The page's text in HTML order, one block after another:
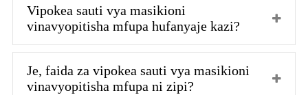
Vipokea sauti vya masikioni
vinavyopitisha mfupa hufanyaje kazi?
Je, faida za vipokea sauti vya masikioni
vinavyopitisha mfupa ni zipi?